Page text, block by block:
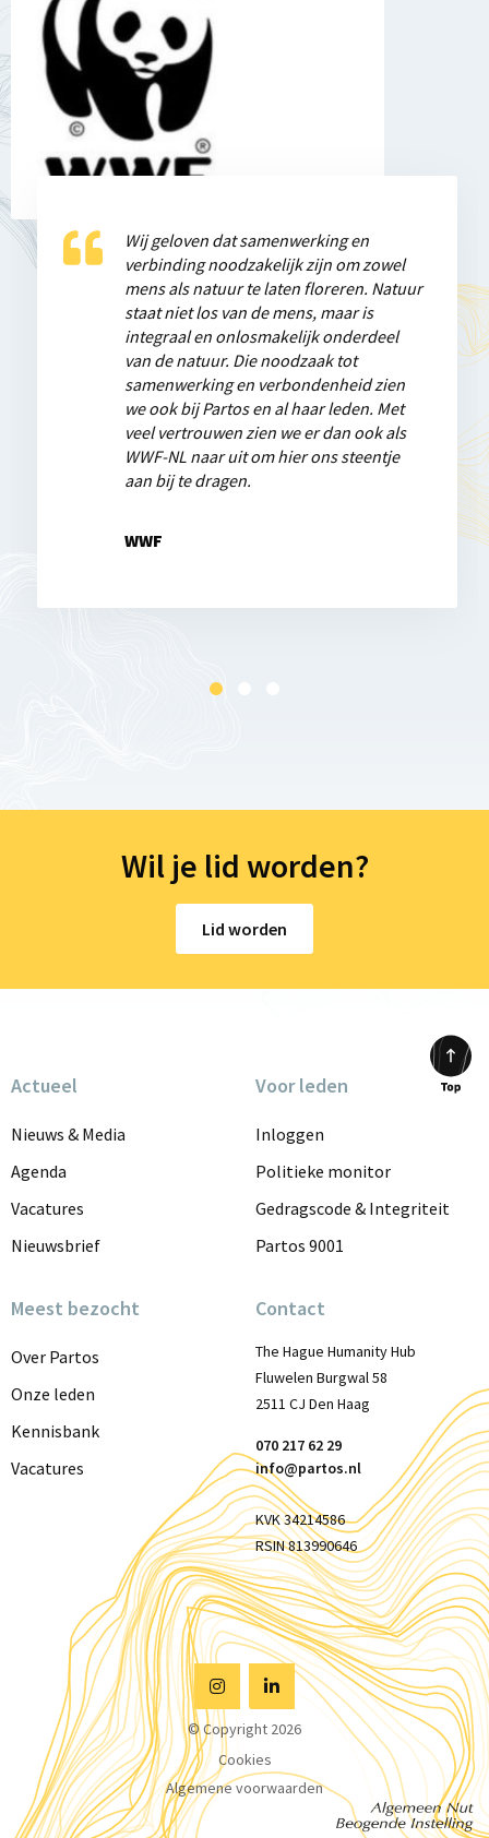
Wij geloven dat samenwerking en
verbinding noodzakelijk zijn om zowel
mens als natuur te laten floreren. Natuur
staat niet los van de mens, maar is
integraal en onlosmakelijk onderdeel
van de natuur. Die noodzaak tot
samenwerking en verbondenheid zien
we ook bij Partos en al haar leden. Met
veel vertrouwen zien we er dan ook als
WWF-NL naar uit om hier ons steentje
aan bij te dragen.
WWF
Samen werkt als we er als internationale
hulporganisaties daadwerkelijk in
slagen om op onze belangrijke en
actuele thema's elkaar vanuit onze eigen
competenties en kracht aan te vullen en
te versterken ten gunste van
gezamenlijke doelen. Dan stijgen we
boven de grenzen van onze eigen
organisatie, hoe klein of groot ook, uit
en werken we daadwerkelijk aan wat er
mondiaal nodig is voor een hoopvolle en
Samen werkt betekent voor ons
verbinding, niet voor niets één van onze
kernwaarden als organisatie. Of het nu
gaat om voetballers, coaches,
vrijwilligers, fans, clubs,
gemeenschappen of partners. Als team
met elkaar in gesprek zijn, kennis en
ervaringen delen, samen innoveren om
de beleving en maatschappelijke kracht
vooruit te brengen.
Wil je lid worden?
Lid worden
Actueel
Nieuws & Media
Agenda
Vacatures
Nieuwsbrief
Voor leden
Inloggen
Politieke monitor
Gedragscode & Integriteit
Partos 9001
Meest bezocht
Over Partos
Onze leden
Kennisbank
Vacatures
Contact
The Hague Humanity Hub
Fluwelen Burgwal 58
2511 CJ Den Haag
070 217 62 29
info@partos.nl
KVK 34214586
RSIN 813990646
Visit
Instagram
Visit
Linkedin
© Copyright 2026
Cookies
Algemene voorwaarden